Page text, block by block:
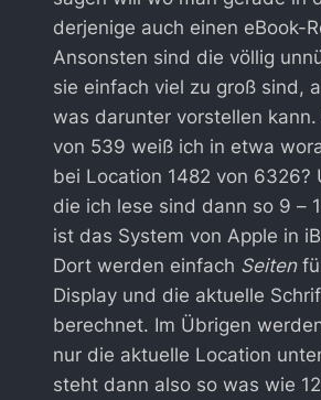
derjenige auch einen eBook-
Ansonsten sind die völlig
sie einfach viel zu groß sind,
was darunter vorstellen kann.
von 539 weiß ich in etwa
bei Location 1482 von 6326?
die ich lese sind dann so 9 –
ist das System von Apple in
Dort werden einfach Seiten
Display und die aktuelle
berechnet. Im Übrigen
nur die aktuelle Location
steht dann also so was wie